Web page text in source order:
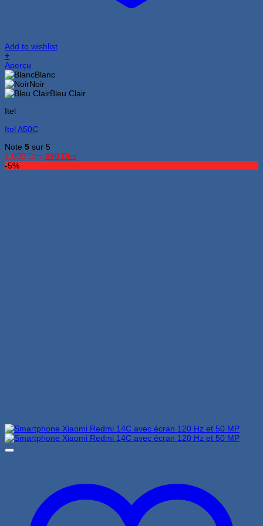
Add to wishlist
+
Ce
produit
a
plusieurs
Les
peuvent
choisies
sur
la
Aperçu
Blanc
Noir
Bleu Clair
Itel
Itel A50C
Note 5 sur 5
1,000Dhs Le
890 DhsLe
-5%